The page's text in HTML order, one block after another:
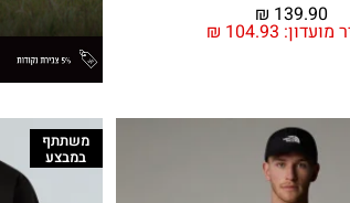
מועדון: ₪ 104.93
₪ 139.90
משתתף
במבצע